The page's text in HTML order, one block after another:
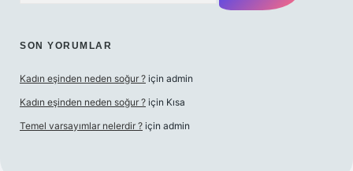
SON YORUMLAR
Kadın eşinden neden soğur ? için admin
Kadın eşinden neden soğur ? için Kısa
Temel varsayımlar nelerdir ? için admin